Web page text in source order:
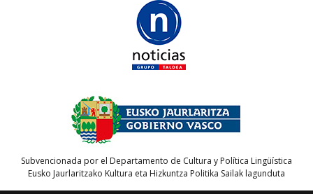
Subvencionada por el Departamento de Cultura y Política Lingüística
Eusko Jaurlaritzako Kultura eta Hizkuntza Politika Sailak lagunduta